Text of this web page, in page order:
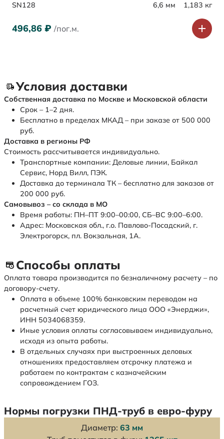
SN128 6,6 мм 1,183 кг
496,86 ₽ /пог.м.
Условия доставки
Собственная доставка по Москве и Московской области
Срок – 1–2 дня.
Бесплатно в пределах МКАД – при заказе от 500 000
руб.
Доставка в регионы РФ
Стоимость рассчитывается индивидуально.
Транспортные компании: Деловые линии, Байкал
Сервис, Норд Вилл, ПЭК.
Доставка до терминала ТК – бесплатно для заказов от
200 000 руб.
Самовывоз – со склада в МО
Время работы: ПН–ПТ 9:00–00:00, СБ–ВС 9:00–6:00.
Адрес: Московская обл., г.о. Павлово-Посадский, г.
Электрогорск, пл. Вокзальная, 1А.
Способы оплаты
Оплата товара производится по безналичному расчету – по
договору-счету.
Оплата в объеме 100% банковским переводом на
расчетный счет юридического лица ООО «Энерджи»,
ИНН 5034068359.
Иные условия оплаты согласовываем индивидуально,
исходя из опыта работы.
В отдельных случаях при выстроенных деловых
отношениях предоставляем отсрочку платежа и
работаем по контрактам с казначейским
сопровождением ГОЗ.
Нормы погрузки ПНД-труб в евро-фуру
Диаметр: 63 мм